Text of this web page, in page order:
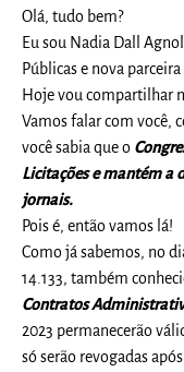
Olá, tudo bem?
Eu sou Nadia Dall
Públicas e nova
Hoje vou compartilhar
Vamos falar com você,
você sabia que o
Licitações e mantém a
jornais.
Pois é, então vamos lá!
Como já sabemos, no
14.133, também
Contratos
2023 permanecerão
só serão revogadas